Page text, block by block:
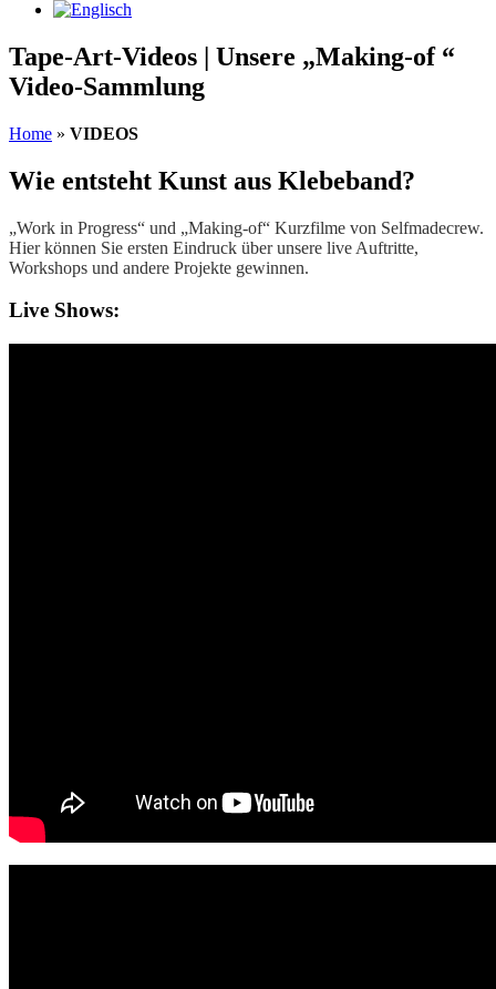
Tape-Art-Videos | Unsere „Making-of “
Video-Sammlung
Home » VIDEOS
Wie entsteht Kunst aus Klebeband?
„Work in Progress“ und „Making-of“ Kurzfilme von Selfmadecrew.
Hier können Sie ersten Eindruck über unsere live Auftritte,
Workshops und andere Projekte gewinnen.
Live Shows: